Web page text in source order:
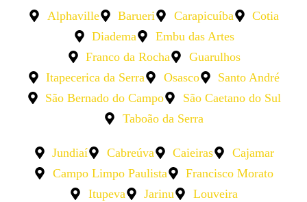
Alphaville Barueri Carapicuíba
Cotia
Diadema
Embu das Artes
Franco da Rocha
Guarulhos
Itapecerica da Serra
Osasco
Santo André
São Bernado do Campo
São Caetano do Sul
Taboão da Serra
Jundiaí Cabreúva Caieiras
Cajamar
Campo Limpo Paulista
Francisco Morato
Itupeva
Jarinu
Louveira